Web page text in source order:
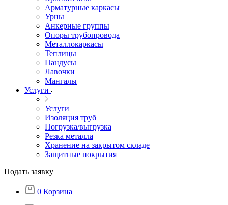
Арматурные каркасы
Урны
Анкерные группы
Опоры трубопровода
Металлокаркасы
Теплицы
Пандусы
Лавочки
Мангалы
Услуги
Услуги
Изоляция труб
Погрузка/выгрузка
Резка металла
Хранение на закрытом складе
Защитные покрытия
Подать заявку
0 Корзина